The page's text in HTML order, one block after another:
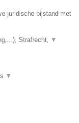
juridische bijstand met
Strafrecht, ▼
▼